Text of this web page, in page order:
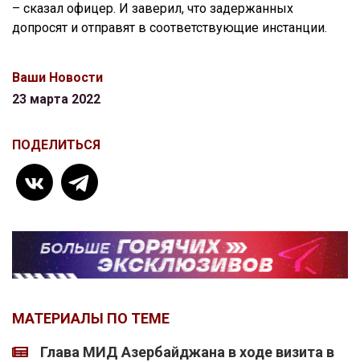
– сказал офицер. И заверил, что задержанных
допросят и отправят в соответствующие инстанции.
Ваши Новости
23 марта 2022
ПОДЕЛИТЬСЯ
МАТЕРИАЛЫ ПО ТЕМЕ
Глава МИД Азербайджана в ходе визита в